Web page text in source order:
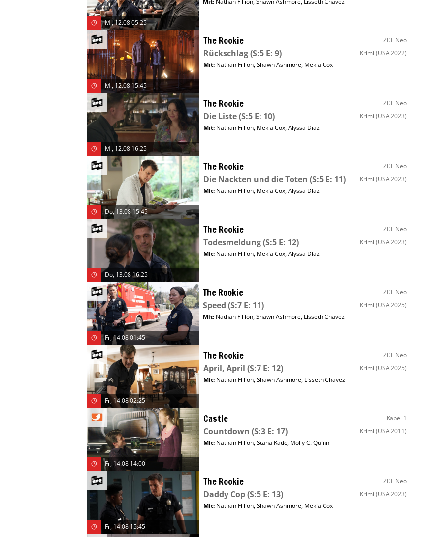
Mi, 12.08 05:25
Mit: Nathan Fillion,Shawn Ashmore, Lisseth Chavez
Mi, 12.08 15:45
The Rookie ZDF Neo
Rückschlag(S:5 E: 9) Krimi (USA 2022)
Mit: Nathan Fillion,Shawn Ashmore, Mekia Cox
Mi, 12.08 16:25
The Rookie ZDF Neo
Die Liste(S:5 E: 10) Krimi (USA 2023)
Mit: Nathan Fillion, Mekia Cox,Alyssa Diaz
Do, 13.08 15:45
The Rookie ZDF Neo
Die Nackten und die Toten (S:5 E: 11) Krimi (USA 2023)
Mit: Nathan Fillion, Mekia Cox,Alyssa Diaz
Do, 13.08 16:25
The Rookie ZDF Neo
Todesmeldung(S:5 E: 12) Krimi (USA 2023)
Mit: Nathan Fillion, Mekia Cox,Alyssa Diaz
Fr, 14.08 01:45
The Rookie ZDF Neo
Speed (S:7 E: 11) Krimi (USA 2025)
Mit: Nathan Fillion,Shawn Ashmore, Lisseth Chavez
Fr, 14.08 02:25
The Rookie ZDF Neo
April, April (S:7 E: 12) Krimi (USA 2025)
Mit: Nathan Fillion,Shawn Ashmore, Lisseth Chavez
Fr, 14.08 14:00
Castle Kabel 1
Countdown (S:3 E: 17) Krimi (USA 2011)
Mit: Nathan Fillion,Stana Katic, Molly C. Quinn
Fr, 14.08 15:45
The Rookie ZDF Neo
Daddy Cop(S:5 E: 13) Krimi (USA 2023)
Mit: Nathan Fillion,Shawn Ashmore, Mekia Cox